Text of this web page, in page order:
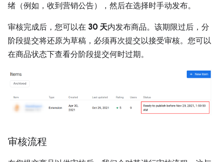
绪（例如，收到营销公告），然后在选择时手动发布。
审核完成后，您可以在 30 天内发布商品。该期限过后，分
阶段提交将还原为草稿，必须再次提交以接受审核。您可以
在商品状态下查看分阶段提交何时过期。
审核流程